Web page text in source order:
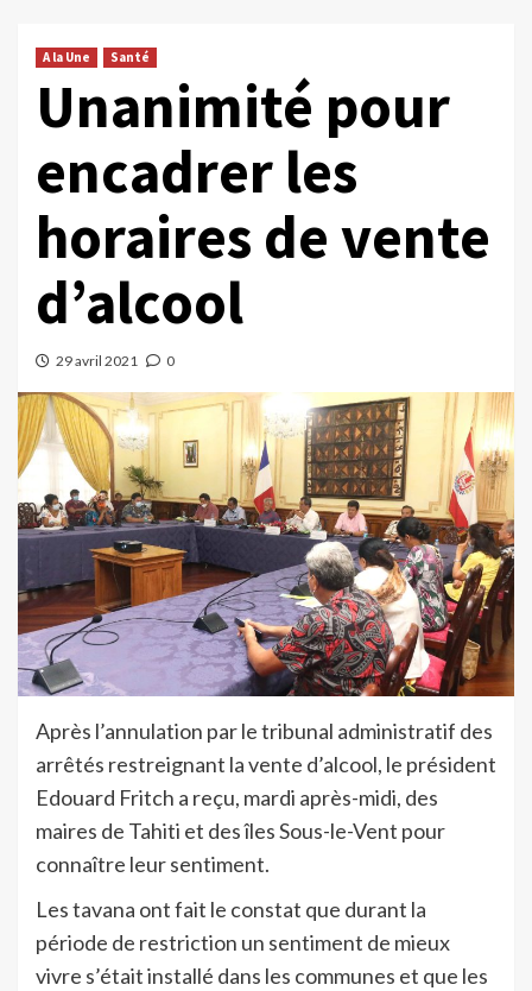
A la Une Santé
Unanimité pour
encadrer les
horaires de vente
d’alcool
29 avril 2021 0
Après l’annulation par le tribunal administratif des
arrêtés restreignant la vente d’alcool, le président
Edouard Fritch a reçu, mardi après-midi, des
maires de Tahiti et des îles Sous-le-Vent pour
connaître leur sentiment.
Les tavana ont fait le constat que durant la
période de restriction un sentiment de mieux
vivre s’était installé dans les communes et que les